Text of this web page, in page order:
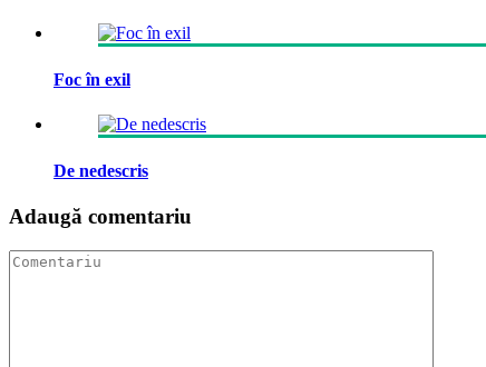
Foc în exil
De nedescris
Adaugă comentariu